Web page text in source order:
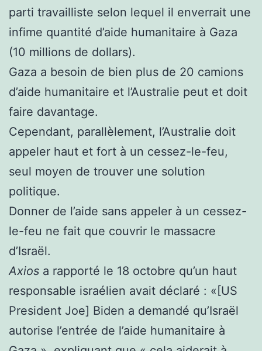
parti travailliste selon lequel il enverrait une
infime quantité d’aide humanitaire à Gaza
(10 millions de dollars).
Gaza a besoin de bien plus de 20 camions
d’aide humanitaire et l’Australie peut et doit
faire davantage.
Cependant, parallèlement, l’Australie doit
appeler haut et fort à un cessez-le-feu,
seul moyen de trouver une solution
politique.
Donner de l’aide sans appeler à un cessez-
le-feu ne fait que couvrir le massacre
d’Israël.
Axios a rapporté le 18 octobre qu’un haut
responsable israélien avait déclaré : «[US
President Joe] Biden a demandé qu’Israël
autorise l’entrée de l’aide humanitaire à